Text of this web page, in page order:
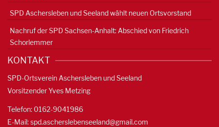
SPD Aschersleben und Seeland wählt neuen Ortsvorstand
Nachruf der SPD Sachsen-Anhalt: Abschied von Friedrich
Schorlemmer
KONTAKT
SPD-Ortsverein Aschersleben und Seeland
Vorsitzender Yves Metzing
Telefon: 0162-9041986
E-Mail:spd.ascherslebenseeland@gmail.com